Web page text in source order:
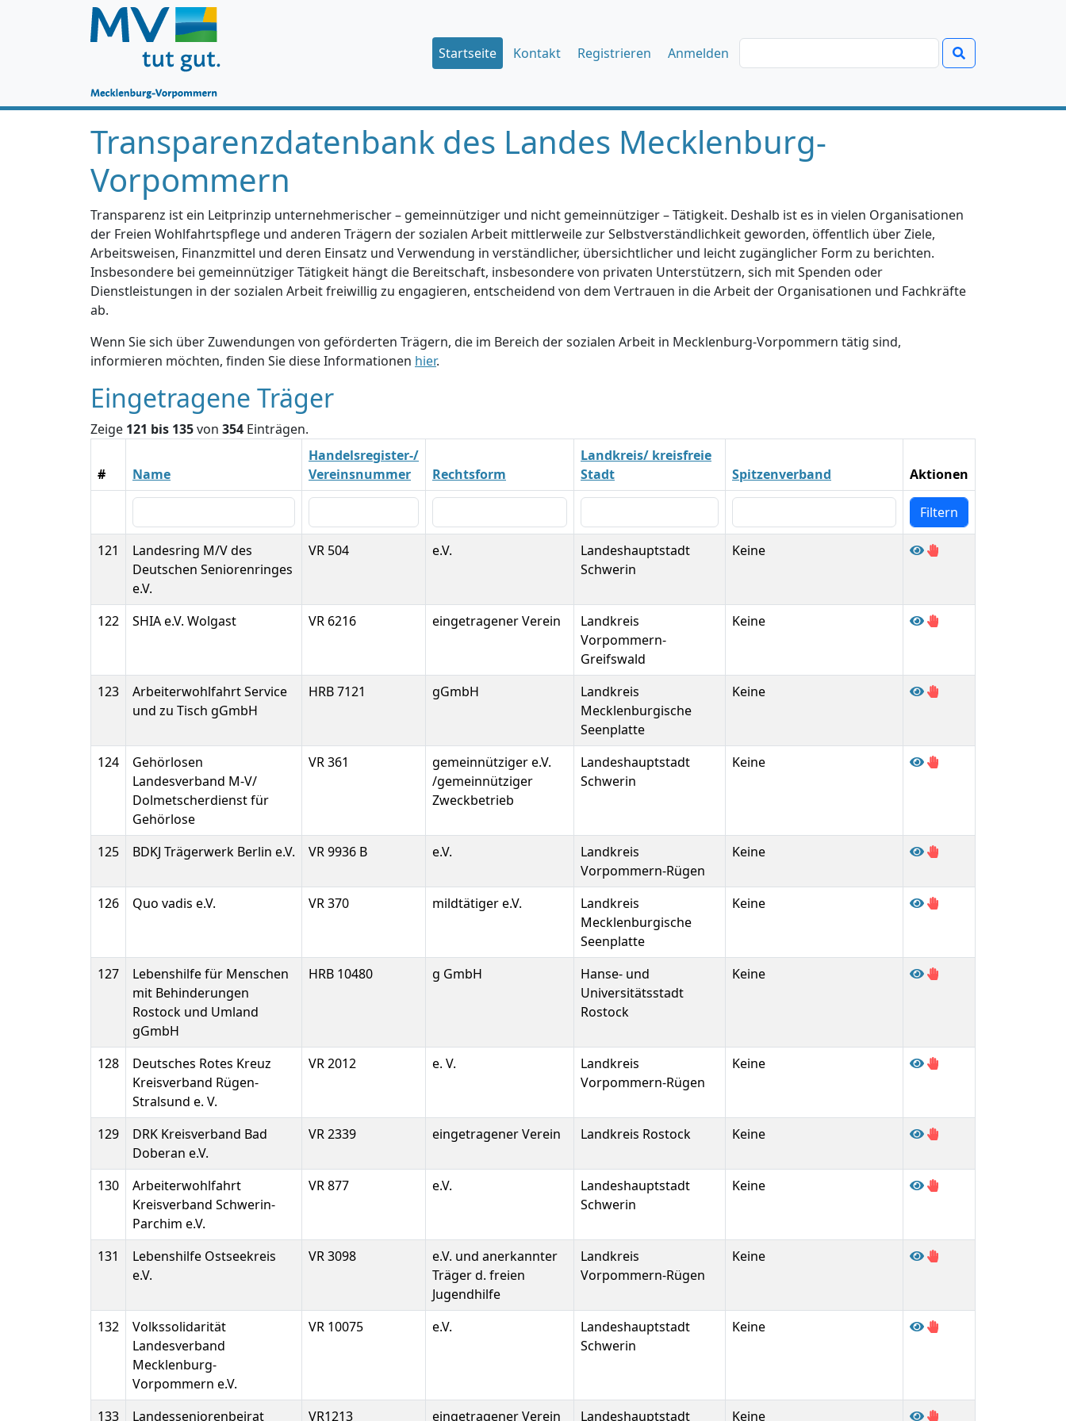
Startseite Kontakt Registrieren Anmelden
Transparenzdatenbank des Landes Mecklenburg-
Vorpommern
Transparenz ist ein Leitprinzip unternehmerischer – gemeinnütziger und nicht gemeinnütziger – Tätigkeit. Deshalb ist es in vielen Organisationen
der Freien Wohlfahrtspflege und anderen Trägern der sozialen Arbeit mittlerweile zur Selbstverständlichkeit geworden, öffentlich über Ziele,
Arbeitsweisen, Finanzmittel und deren Einsatz und Verwendung in verständlicher, übersichtlicher und leicht zugänglicher Form zu berichten.
Insbesondere bei gemeinnütziger Tätigkeit hängt die Bereitschaft, insbesondere von privaten Unterstützern, sich mit Spenden oder
Dienstleistungen in der sozialen Arbeit freiwillig zu engagieren, entscheidend von dem Vertrauen in die Arbeit der Organisationen und Fachkräfte
ab.
Wenn Sie sich über Zuwendungen von geförderten Trägern, die im Bereich der sozialen Arbeit in Mecklenburg-Vorpommern tätig sind,
informieren möchten, finden Sie diese Informationen hier.
Eingetragene Träger
Zeige 121 bis 135von 354 Einträgen.
# Name
Handelsregister-/
Vereinsnummer
Rechtsform
Landkreis/ kreisfreie
Stadt
Spitzenverband Aktionen
121
Landesring M/V des
Deutschen Seniorenringes
e.V.
VR 504 e.V.
Landeshauptstadt
Schwerin
Keine
122 SHIA e.V. Wolgast VR 6216 eingetragener Verein
Landkreis
Vorpommern-
Greifswald
Keine
123
Arbeiterwohlfahrt Service
und zu Tisch gGmbH
HRB 7121 gGmbH
Landkreis
Mecklenburgische
Seenplatte
Keine
124
Gehörlosen
Landesverband M-V/
Dolmetscherdienst für
Gehörlose
VR 361
gemeinnütziger e.V.
/gemeinnütziger
Zweckbetrieb
Landeshauptstadt
Schwerin
Keine
125 BDKJ Trägerwerk Berlin e.V. VR 9936 B e.V.
Landkreis
Vorpommern-Rügen
Keine
126 Quo vadis e.V. VR 370 mildtätiger e.V.
Landkreis
Mecklenburgische
Seenplatte
Keine
127
Lebenshilfe für Menschen
mit Behinderungen
Rostock und Umland
gGmbH
HRB 10480 g GmbH
Hanse- und
Universitätsstadt
Rostock
Keine
128
Deutsches Rotes Kreuz
Kreisverband Rügen-
Stralsund e. V.
VR 2012 e. V.
Landkreis
Vorpommern-Rügen
Keine
129
DRK Kreisverband Bad
Doberan e.V.
VR 2339 eingetragener Verein Landkreis Rostock Keine
130
Arbeiterwohlfahrt
Kreisverband Schwerin-
Parchim e.V.
VR 877 e.V.
Landeshauptstadt
Schwerin
Keine
131
Lebenshilfe Ostseekreis
e.V.
VR 3098
e.V. und anerkannter
Träger d. freien
Jugendhilfe
Landkreis
Vorpommern-Rügen
Keine
132
Volkssolidarität
Landesverband
Mecklenburg-
Vorpommern e.V.
VR 10075 e.V.
Landeshauptstadt
Schwerin
Keine
133 Landesseniorenbeirat VR1213 eingetragener Verein Landeshauptstadt Keine